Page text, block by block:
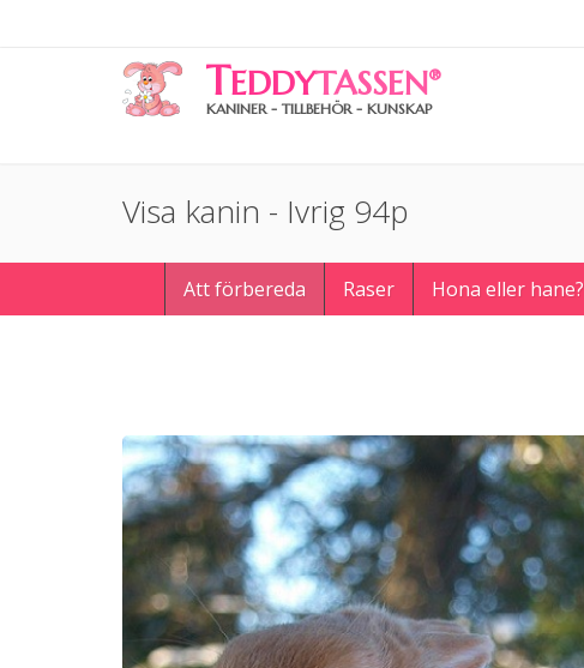
TEDDYTASSEN®
KANINER - TILLBEHÖR - KUNSKAP
Visa kanin - Ivrig 94p
Att förbereda Raser Hona eller hane?